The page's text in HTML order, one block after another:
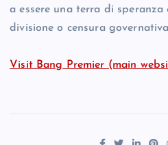
a essere una terra di
divisione o censura
Visit Bang Premier (main